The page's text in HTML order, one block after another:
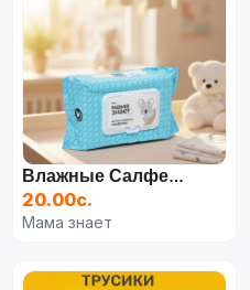
Влажные Салфетки "Мама Знает", 80 Шт
20.00с.
Мама знает